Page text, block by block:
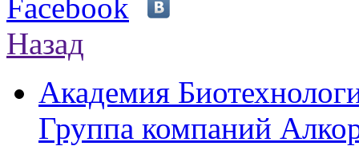
Назад
Академия
Группа компаний